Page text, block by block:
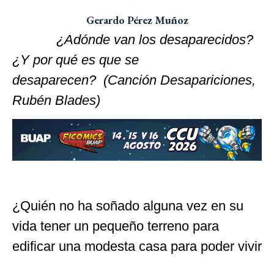
Gerardo Pérez Muñoz
¿Adónde van los desaparecidos?
¿Y por qué es que se
desaparecen? (Canción Desapariciones,
Rubén Blades)
¿Quién no ha soñado alguna vez en su
vida tener un pequeño terreno para
edificar una modesta casa para poder vivir